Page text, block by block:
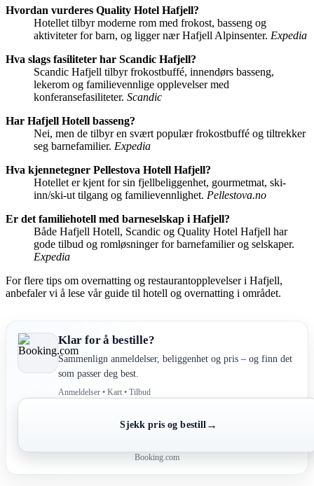
Hvordan vurderes Quality Hotel Hafjell?
Hotellet tilbyr moderne rom med frokost, basseng og
aktiviteter for barn, og ligger nær Hafjell Alpinsenter. Expedia
Hva slags fasiliteter har Scandic Hafjell?
Scandic Hafjell tilbyr frokostbuffé, innendørs basseng,
lekerom og familievennlige opplevelser med
konferansefasiliteter. Scandic
Har Hafjell Hotell basseng?
Nei, men de tilbyr en svært populær frokostbuffé og tiltrekker
seg barnefamilier. Expedia
Hva kjennetegner Pellestova Hotell Hafjell?
Hotellet er kjent for sin fjellbeliggenhet, gourmetmat, ski-
inn/ski-ut tilgang og familievennlighet. Pellestova.no
Er det familiehotell med barneselskap i Hafjell?
Både Hafjell Hotell, Scandic og Quality Hotel Hafjell har
gode tilbud og romløsninger for barnefamilier og selskaper.
Expedia
For flere tips om overnatting og restaurantopplevelser i Hafjell,
anbefaler vi å lese vår guide til hotell og overnatting i området.
Klar for å bestille?
Sammenlign anmeldelser, beliggenhet og pris – og finn det
som passer deg best.
Anmeldelser • Kart • Tilbud
Sjekk pris og bestill →
Booking.com